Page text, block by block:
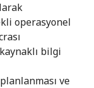
operasyonel
bilgi
ve